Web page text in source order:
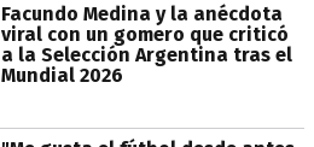
Facundo Medina y la anécdota
viral con un gomero que criticó
a la Selección Argentina tras el
Mundial 2026